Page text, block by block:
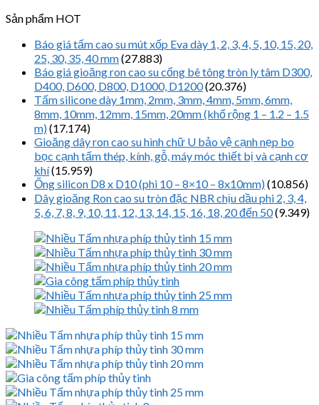
Sản phẩm HOT
Báo giá tấm cao su mút xốp Eva dày 1, 2, 3, 4, 5, 10, 15, 20,
25, 30, 35, 40 mm(27.883)
Báo giá gioăng ron cao su cống bê tông tròn ly tâm D300,
D400, D600, D800, D1000, D1200(20.376)
Tấm silicone dày 1mm, 2mm, 3mm, 4mm, 5mm, 6mm,
8mm, 10mm, 12mm, 15mm, 20mm (khổ rộng 1 – 1.2 – 1.5
m)(17.174)
Gioăng dây ron cao su hình chữ U bảo vệ cạnh nẹp bo
bọc cạnh tấm thép, kính, gỗ, máy móc thiết bị và cạnh cơ
khí(15.959)
Ống silicon D8 x D10 (phi 10 – 8×10 – 8x10mm)(10.856)
Dây gioăng Ron cao su tròn đặc NBR chịu dầu phi 2, 3, 4,
5, 6, 7, 8, 9, 10, 11, 12, 13, 14, 15, 16, 18, 20 đến 50(9.349)